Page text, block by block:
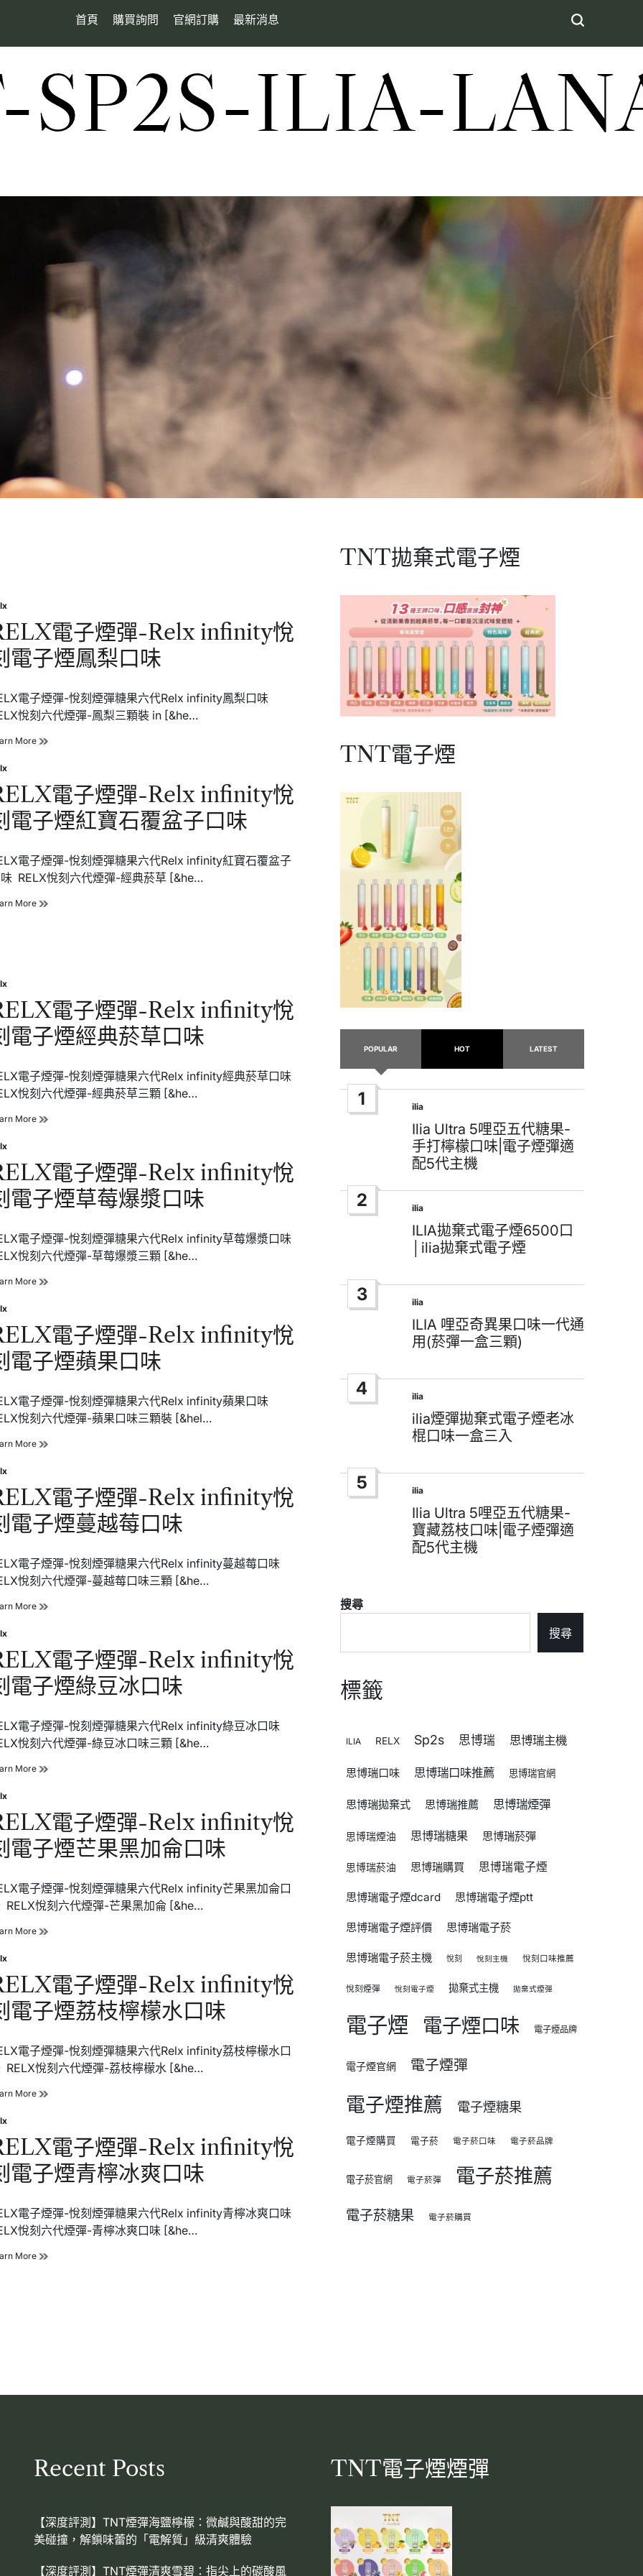
首頁 購買詢問 官網訂購 最新消息
SP2S-ILIA-
電子煙彈-Relx infinity悅
電子煙鳳梨口味
電子煙彈-悅刻煙彈糖果六代Relx infinity鳳梨口味
悅刻六代煙彈-鳳梨三顆裝 in [&he…
More RELX
彈-
Relx
infinity
悅
電
子
煙
梨
電子煙彈-Relx infinity悅
電子煙紅寶石覆盆子口味
電子煙彈-悅刻煙彈糖果六代Relx infinity紅寶石覆盆子
RELX悅刻六代煙彈-經典菸草 [&he…
More RELX
刻
電
子
煙
寶
石
覆
子
電子煙彈-Relx infinity悅
電子煙經典菸草口味
電子煙彈-悅刻煙彈糖果六代Relx infinity經典菸草口味
悅刻六代煙彈-經典菸草三顆 [&he…
More RELX
彈-
Relx
infinity
悅
電
子
煙
典
口
味
電子煙彈-Relx infinity悅
電子煙草莓爆漿口味
電子煙彈-悅刻煙彈糖果六代Relx infinity草莓爆漿口味
悅刻六代煙彈-草莓爆漿三顆 [&he…
More RELX
彈-
Relx
infinity
悅
電
子
煙
莓
口
味
電子煙彈-Relx infinity悅
電子煙蘋果口味
電子煙彈-悅刻煙彈糖果六代Relx infinity蘋果口味
悅刻六代煙彈-蘋果口味三顆裝 [&hel…
More RELX
彈-
Relx
infinity
悅
電
子
煙
果
電子煙彈-Relx infinity悅
電子煙蔓越莓口味
電子煙彈-悅刻煙彈糖果六代Relx infinity蔓越莓口味
悅刻六代煙彈-蔓越莓口味三顆 [&he…
More RELX
彈-
Relx
infinity
悅
電
子
煙
越
味
電子煙彈-Relx infinity悅
電子煙綠豆冰口味
電子煙彈-悅刻煙彈糖果六代Relx infinity綠豆冰口味
悅刻六代煙彈-綠豆冰口味三顆 [&he…
More RELX
彈-
Relx
infinity
悅
電
子
煙
豆
味
電子煙彈-Relx infinity悅
電子煙芒果黑加侖口味
電子煙彈-悅刻煙彈糖果六代Relx infinity芒果黑加侖口
RELX悅刻六代煙彈-芒果黑加侖 [&he…
More RELX
彈-
Relx
infinity
悅
電
子
煙
果
侖
口
味
電子煙彈-Relx infinity悅
電子煙荔枝檸檬水口味
電子煙彈-悅刻煙彈糖果六代Relx infinity荔枝檸檬水口
RELX悅刻六代煙彈-荔枝檸檬水 [&he…
More RELX
彈-
Relx
infinity
悅
電
子
煙
枝
電子煙彈-Relx infinity悅
電子煙青檸冰爽口味
電子煙彈-悅刻煙彈糖果六代Relx infinity青檸冰爽口味
悅刻六代煙彈-青檸冰爽口味 [&he…
More RELX
煙
口
味
TNT拋棄式電子煙
TNT電子煙
POPULAR HOT LATEST
1
Posted
in
ilia
Ilia Ultra 5哩亞五代糖果-
手打檸檬口味|電子煙彈適
配5代主機
2
Posted
in
ilia
ILIA拋棄式電子煙6500口
│ilia拋棄式電子煙
3
Posted
in
ilia
ILIA 哩亞奇異果口味一代通
用(菸彈一盒三顆)
4
Posted
in
ilia
ilia煙彈拋棄式電子煙老冰
棍口味一盒三入
5
Posted
in
ilia
Ilia Ultra 5哩亞五代糖果-
寶藏荔枝口味|電子煙彈適
配5代主機
搜尋
搜尋
標籤
ILIA RELX Sp2s 思博瑞 思博瑞主機
思博瑞口味 思博瑞口味推薦 思博瑞官網
思博瑞拋棄式 思博瑞推薦 思博瑞煙彈
思博瑞煙油 思博瑞糖果 思博瑞菸彈
思博瑞菸油 思博瑞購買 思博瑞電子煙
思博瑞電子煙dcard 思博瑞電子煙ptt
思博瑞電子煙評價 思博瑞電子菸
思博瑞電子菸主機 悅刻 悅刻主機 悅刻口味推薦
悅刻煙彈 悅刻電子煙 拋棄式主機 拋棄式煙彈
電子煙 電子煙口味 電子煙品牌
電子煙官網 電子煙彈
電子煙推薦 電子煙糖果
電子煙購買 電子菸 電子菸口味 電子菸品牌
電子菸官網 電子菸彈 電子菸推薦
電子菸糖果 電子菸購買
Recent Posts
【深度評測】TNT煙彈海鹽檸檬：微鹹與酸甜的完
美碰撞，解鎖味蕾的「電解質」級清爽體驗
【深度評測】TNT煙彈清爽雪碧：指尖上的碳酸風
TNT電子煙煙彈